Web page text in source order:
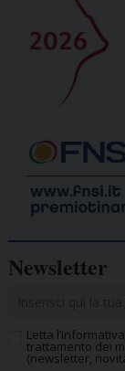
Newsletter
Letta
trattamento dei
(newsletter,